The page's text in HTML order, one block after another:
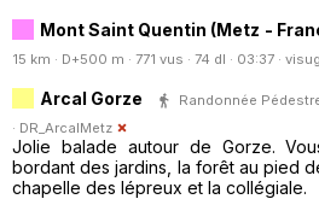
Mont Saint Quentin (Metz -
15 km · D+500 m · 771 vus · 74 dl · 03:37 ·
Arcal Gorze
Randonnée
· DR_ArcalMetz
Jolie balade autour de Gorze.
bordant des jardins, la forêt au pied
chapelle des lépreux et la collégiale.